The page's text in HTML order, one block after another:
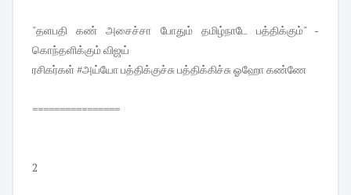
"தளபதி கண் அசைச்சா போதும் தமிழ்நாடே பத்திக்கும்" -
கொந்தளிக்கும் விஜய்
ரசிகர்கள் #அய்யோ பத்திக்குச்சு பத்திக்கிச்சு ஓஹோ கண்ணே
================
2